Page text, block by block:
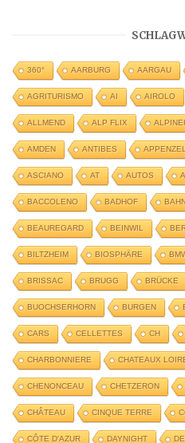
360° AARBURG AARGAU
AGRITURISMO AI AIROLO
ALLMEND ALP FLIX
AMDEN ANTIBES
ASCIANO AT AUTOS
BACCOLENO BADHOF
BEAUREGARD BEINWIL
BILTZHEIM BIOSPHÄRE
BRISSAC BRUGG BRÜCKE
BUOCHSERHORN BURGEN
CARS CELLETTES CH
CHARBONNIERE CHATEAUX
CHENONCEAU CHETZERON
CHÂTEAU CINQUE TERRE
CÔTE D'AZUR DAYNIGHT DE